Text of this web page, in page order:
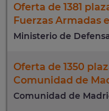
Oferta de 1381
Fuerzas Armadas
Ministerio de
Oferta de 1350
Comunidad de
Comunidad de